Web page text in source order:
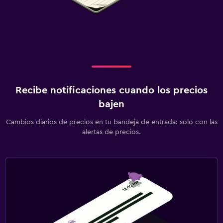
Recibe notificaciones cuando los precios
bajen
Cambios diarios de precios en tu bandeja de entrada: solo con las
alertas de precios.